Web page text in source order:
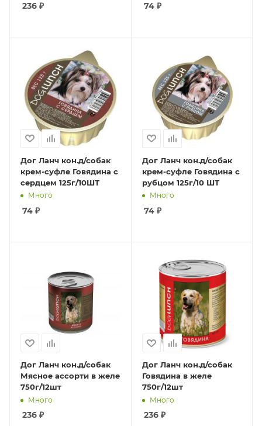
236 ₽ 74₽
Дог Ланч кон.д/собак
крем-суфле Говядина с
сердцем 125г/10ШТ
Много
74 ₽
Дог Ланч кон.д/собак
крем-суфле Говядина с
рубцом 125г/10 ШТ
Много
74₽
Дог Ланч кон.д/собак
Мясное ассорти в желе
750г/12шт
Много
236 ₽
Дог Ланч кон.д/собак
Говядина в желе
750г/12шт
Много
236₽